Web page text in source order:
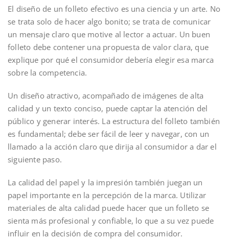
El diseño de un folleto efectivo es una ciencia y un arte. No
se trata solo de hacer algo bonito; se trata de comunicar
un mensaje claro que motive al lector a actuar. Un buen
folleto debe contener una propuesta de valor clara, que
explique por qué el consumidor debería elegir esa marca
sobre la competencia.
Un diseño atractivo, acompañado de imágenes de alta
calidad y un texto conciso, puede captar la atención del
público y generar interés. La estructura del folleto también
es fundamental; debe ser fácil de leer y navegar, con un
llamado a la acción claro que dirija al consumidor a dar el
siguiente paso.
La calidad del papel y la impresión también juegan un
papel importante en la percepción de la marca. Utilizar
materiales de alta calidad puede hacer que un folleto se
sienta más profesional y confiable, lo que a su vez puede
influir en la decisión de compra del consumidor.